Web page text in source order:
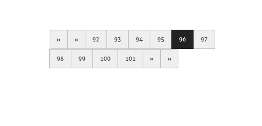
First Previous
92 93 94 95 96 97
98 99 100 101 Next Last